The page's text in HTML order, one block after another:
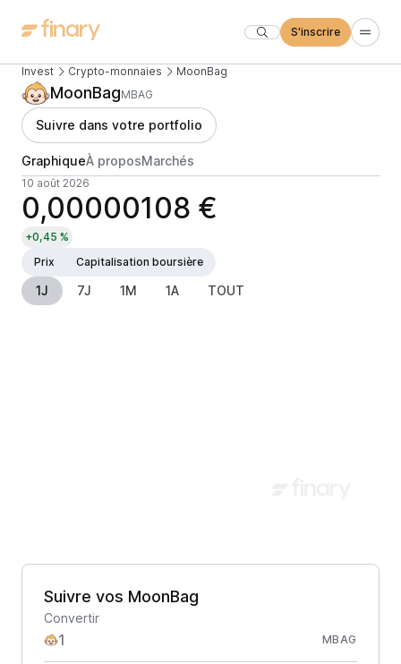
S'inscrire
Invest Crypto-monnaies MoonBag
MoonBagMBAG
Suivre dans votre portfolio
GraphiqueÀ proposMarchés
10 août 2026
0,00000108 €
+0,45 %
Prix
Capitalisation boursière
1J 7J 1M 1A TOUT
Suivre vos MoonBag
Convertir
MBAG